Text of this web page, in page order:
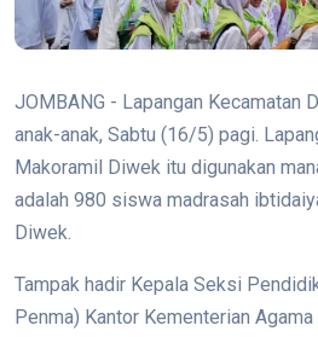
JOMBANG - Lapangan Kecamatan
anak-anak, Sabtu (16/5) pagi.
Makoramil Diwek itu digunakan
adalah 980 siswa madrasah
Diwek.
Tampak hadir Kepala Seksi
Penma) Kantor Kementerian